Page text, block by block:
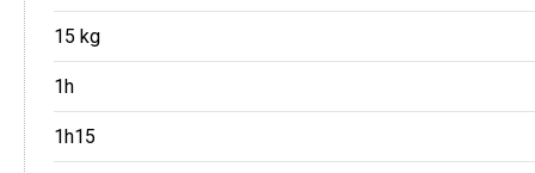
15 kg
1h
1h15